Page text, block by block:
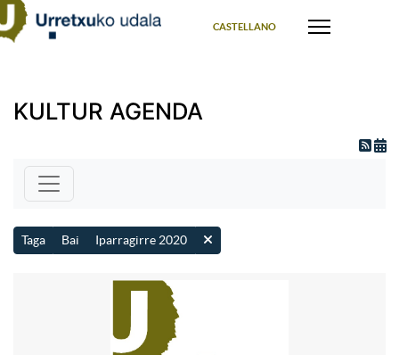
CASTELLANO
KULTUR AGENDA
Taga Bai Iparragirre 2020